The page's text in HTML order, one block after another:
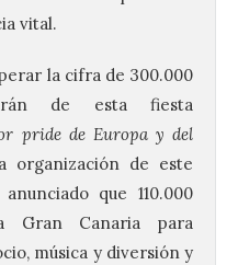
vital.
la cifra de 300.000
de esta fiesta
pride de Europa y del
organización de este
que 110.000
Gran Canaria para
música y diversión y